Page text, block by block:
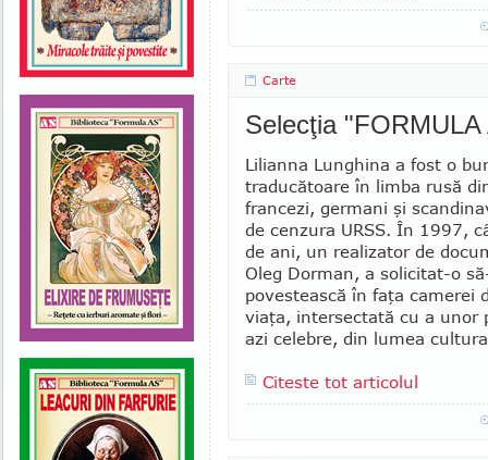
Carte
Selecţia "FORMULA
Lilianna Lunghina a fost o
traducătoare în limba rusă
francezi, germani şi
de cenzura URSS. În 1997,
de ani, un realizator de
Oleg Dorman, a solicitat-o
povestească în faţa camerei
viaţa, intersectată cu a unor
azi celebre, din lumea
Citeste tot articolul